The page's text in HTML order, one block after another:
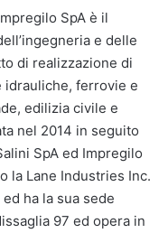
SpA è il
e delle
di realizzazione di
ferrovie e
edilizia civile e
nel 2014 in seguito
SpA ed Impregilo
la Lane Industries Inc.
ha la sua sede
97 ed opera in